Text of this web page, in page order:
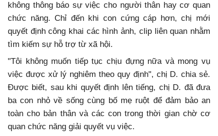
không thông báo sự việc cho người thân hay cơ quan
chức năng. Chỉ đến khi con cứng cáp hơn, chị mới
quyết định công khai các hình ảnh, clip liên quan nhằm
tìm kiếm sự hỗ trợ từ xã hội.
"Tôi không muốn tiếp tục chịu đựng nữa và mong vụ
việc được xử lý nghiêm theo quy định", chị D. chia sẻ.
Được biết, sau khi quyết định lên tiếng, chị D. đã đưa
ba con nhỏ về sống cùng bố mẹ ruột để đảm bảo an
toàn cho bản thân và các con trong thời gian chờ cơ
quan chức năng giải quyết vụ việc.